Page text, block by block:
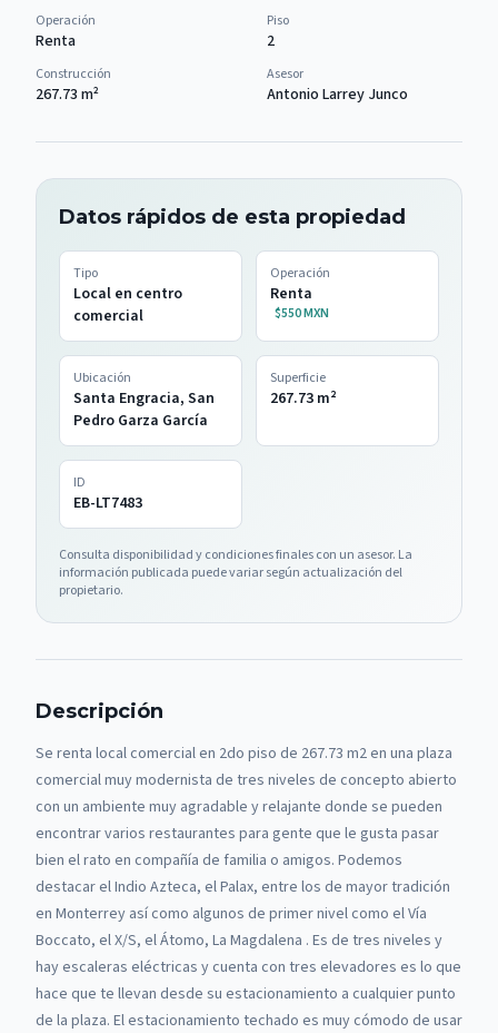
Operación
Renta
Piso
2
Construcción
267.73 m²
Asesor
Antonio Larrey Junco
Datos rápidos de esta propiedad
Tipo
Local en centro
comercial
Operación
Renta
$550 MXN
Ubicación
Santa Engracia, San
Pedro Garza García
Superficie
267.73 m²
ID
EB-LT7483
Consulta disponibilidad y condiciones finales con un asesor. La
información publicada puede variar según actualización del
propietario.
Descripción
Se renta local comercial en 2do piso de 267.73 m2 en una plaza
comercial muy modernista de tres niveles de concepto abierto
con un ambiente muy agradable y relajante donde se pueden
encontrar varios restaurantes para gente que le gusta pasar
bien el rato en compañía de familia o amigos. Podemos
destacar el Indio Azteca, el Palax, entre los de mayor tradición
en Monterrey así como algunos de primer nivel como el Vía
Boccato, el X/S, el Átomo, La Magdalena . Es de tres niveles y
hay escaleras eléctricas y cuenta con tres elevadores es lo que
hace que te llevan desde su estacionamiento a cualquier punto
de la plaza. El estacionamiento techado es muy cómodo de usar